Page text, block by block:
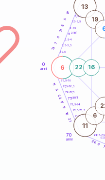
0
anni
70
anni
1-2,5
2,5-3,5
3,5-4
6-7,5
7,5-8,5
8,5-9
68,5-69
71-72,5
72,5-73,5
73,5-74
76-77,5
77,5-78,5
78,5-79
13
7
8
19
6
5
18
7
9
20
21
10
9
17
22
5
11
6
13
11
22 16
19
6
5 anni
75anni